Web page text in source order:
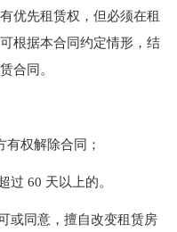
先租赁权，但必须在租
根据本合同约定情形，结
合同。
权解除合同；
60 天以上的。
同意，擅自改变租赁房